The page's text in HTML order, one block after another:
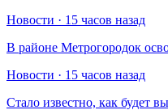
Новости · 15 часов назад
В районе Метрогородок
Новости · 15 часов назад
Стало известно, как будет